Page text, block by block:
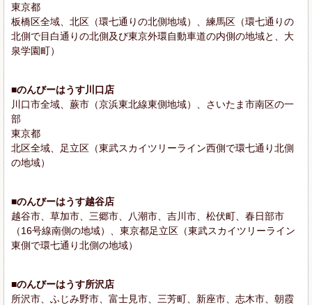
東京都
板橋区全域、北区（環七通りの北側地域）、練馬区（環七通りの
北側で目白通りの北側及び東京外環自動車道の内側の地域と、大
泉学園町）
■のんびーはうす川口店
川口市全域、蕨市（京浜東北線東側地域）、さいたま市南区の一
部
東京都
北区全域、足立区（東武スカイツリーライン西側で環七通り北側
の地域）
■のんびーはうす越谷店
越谷市、草加市、三郷市、八潮市、吉川市、松伏町、春日部市
（16号線南側の地域）、東京都足立区（東武スカイツリーライン
東側で環七通り北側の地域）
■のんびーはうす所沢店
所沢市、ふじみ野市、富士見市、三芳町、新座市、志木市、朝霞